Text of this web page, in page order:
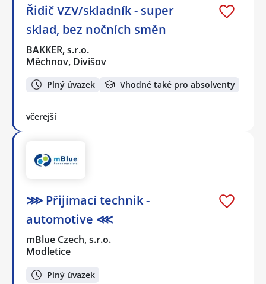
Řidič VZV/skladník - super
sklad, bez nočních směn
BAKKER, s.r.o.
Měchnov, Divišov
Plný úvazek Vhodné také pro absolventy
včerejší
⋙ Přijímací technik -
automotive ⋘
mBlue Czech, s.r.o.
Modletice
Plný úvazek